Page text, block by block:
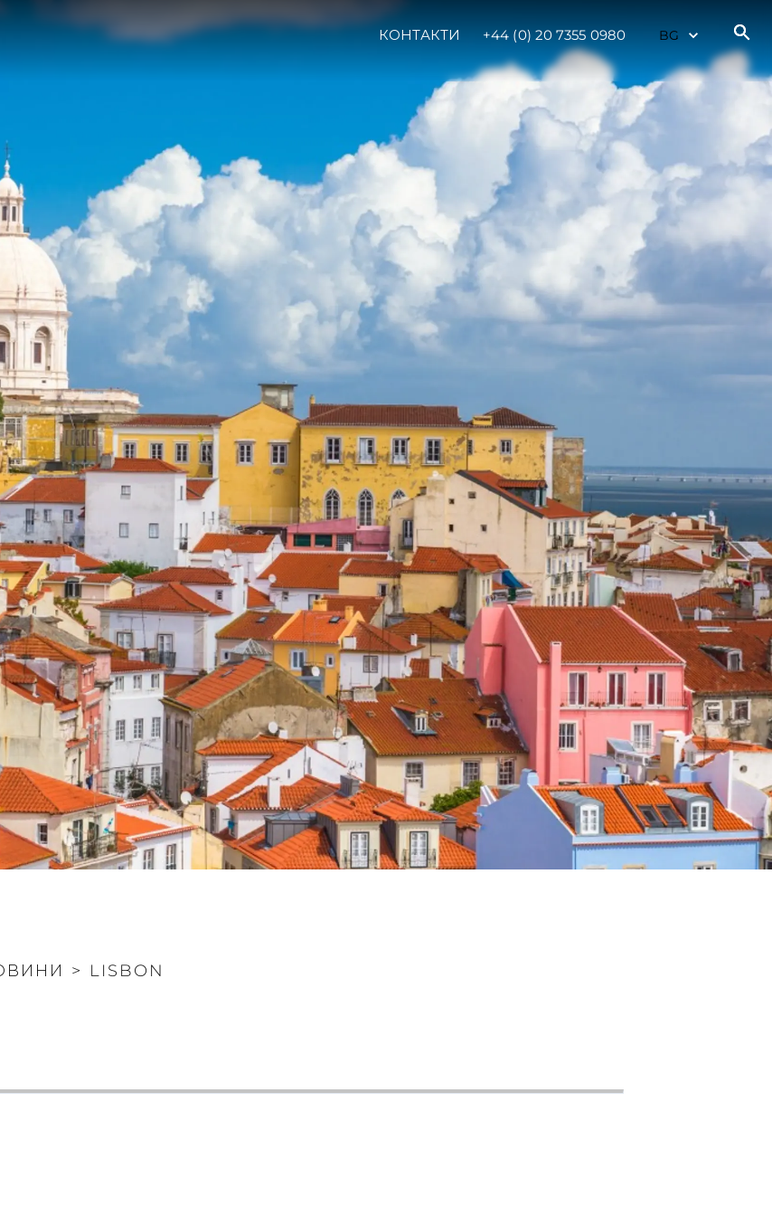
КОНТАКТИ +44 (0) 20 7355 0980
> LISBON
Правни Pазпоредби
TERMS & CONDITIONS
COOKIE POLICY
PRIVACY POLICY
Компанията
Употребявани Яхти
Чартър
Новини
Събития
Компанията
Екипът
Request Parts
Test International Landing
Page
Portugal Lifestyle Version 1